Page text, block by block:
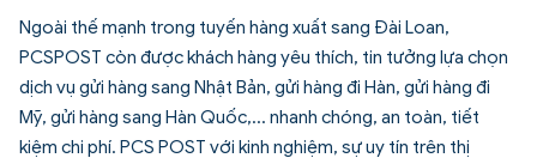
Ngoài thế mạnh trong tuyến hàng xuất sang Đài Loan,
PCSPOST còn được khách hàng yêu thích, tin tưởng lựa chọn
dịch vụ gửi hàng sang Nhật Bản, gửi hàng đi Hàn, gửi hàng đi
Mỹ, gửi hàng sang Hàn Quốc,... nhanh chóng, an toàn, tiết
kiệm chi phí. PCS POST với kinh nghiệm, sự uy tín trên thị